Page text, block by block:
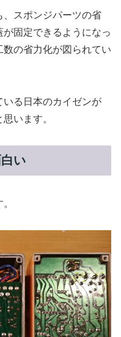
、スポンジパーツの省
固定できるようになっ
の省力化が図られてい
る日本のカイゼンが
います。
い